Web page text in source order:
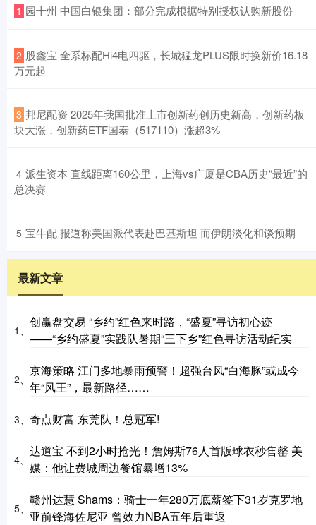
1 ​园十州 中国白银集团：部分完成根据特别授权认购新股份
2 ​股鑫宝 全系标配Hi4电四驱，长城猛龙PLUS限时换新价16.18
万元起
3 ​邦尼配资 2025年我国批准上市创新药创历史新高，创新药板
块大涨，创新药ETF国泰（517110）涨超3%
4 ​派生资本 直线距离160公里，上海vs广厦是CBA历史“最近”的
总决赛
5 ​宝牛配 报道称美国派代表赴巴基斯坦 而伊朗淡化和谈预期
最新文章
1、
创赢盘交易 “乡约”红色来时路，“盛夏”寻访初心迹
——“乡约盛夏”实践队暑期“三下乡”红色寻访活动纪实
2、
京海策略 江门多地暴雨预警！超强台风“白海豚”或成今
年“风王”，最新路径……
3、 奇点财富 东莞队！总冠军!
4、
达道宝 不到2小时抢光！詹姆斯76人首版球衣秒售罄 美
媒：他让费城周边餐馆暴增13%
5、
赣州达慧 Shams：骑士一年280万底薪签下31岁克罗地
亚前锋海佐尼亚 曾效力NBA五年后重返